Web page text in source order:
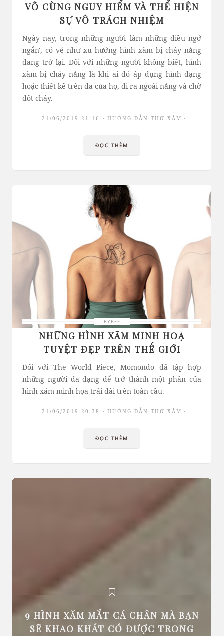
VÔ CÙNG NGUY HIỂM VÀ THỂ HIỆN
SỰ VÔ TRÁCH NHIỆM
Ngày nay, trong những người 'làm những điều ngớ
ngẩn', có vẻ như xu hướng hình xăm bị cháy nắng
đang trở lại. Đối với những người không biết, hình
xăm bị cháy nắng là khi ai đó áp dụng hình dạng
hoặc thiết kế trên da của họ, đi ra ngoài nắng và chờ
đốt cháy.
21/06/2019 21:16 HƯỚNG DẪN THỢ XĂM
ĐỌC THÊM
BYBEE
NHỮNG HÌNH XĂM MINH HOẠ
TUYỆT ĐẸP TRÊN THẾ GIỚI
Đối với The World Piece, Momondo đã tập hợp
những người đa dạng để trở thành một phần của
hình xăm minh họa trải dài trên toàn cầu.
21/06/2019 20:38 HƯỚNG DẪN THỢ XĂM
ĐỌC THÊM
9 HÌNH XĂM MẮT CÁ CHÂN MÀ BẠN
SẼ KHAO KHÁT CÓ ĐƯỢC TRONG